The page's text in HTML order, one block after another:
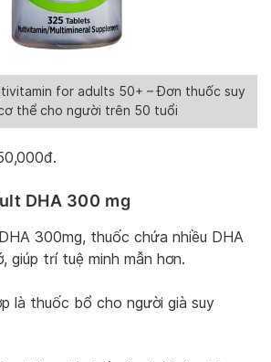
for adults 50+ – Đơn thuốc suy
thể cho người trên 50 tuổi
DHA 300 mg
300mg, thuốc chứa nhiều DHA
giúp trí tuệ minh mẫn hơn.
là thuốc bổ cho người già suy